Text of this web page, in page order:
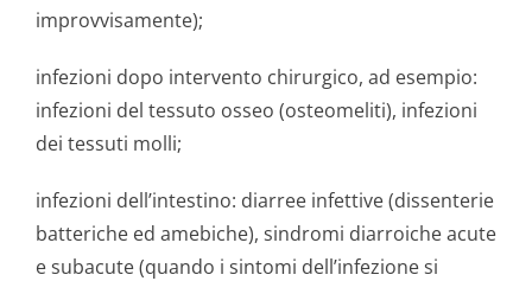
improvvisamente);
infezioni dopo intervento chirurgico, ad esempio:
infezioni del tessuto osseo (osteomeliti), infezioni
dei tessuti molli;
infezioni dell’intestino: diarree infettive (dissenterie
batteriche ed amebiche), sindromi diarroiche acute
e subacute (quando i sintomi dell’infezione si